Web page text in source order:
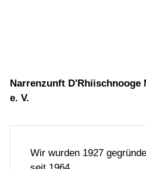
Narrenzunft D'Rhiischnooge
e. V.
Wir wurden 1927